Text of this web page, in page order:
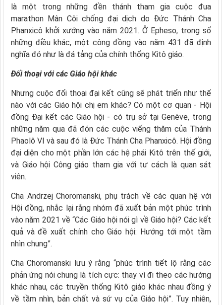
là một trong những đền thánh tham gia cuộc đua
marathon Mân Côi chống đại dịch do Đức Thánh Cha
Phanxicô khởi xướng vào năm 2021. Ở Epheso, trong số
những điều khác, một công đồng vào năm 431 đã định
nghĩa đó như là đá tảng của chính thống Kitô giáo.
Đối thoại với các Giáo hội khác
Nhưng cuộc đối thoại đại kết cũng sẽ phát triển như thế
nào với các Giáo hội chị em khác? Có một cơ quan - Hội
đồng Đại kết các Giáo hội - có trụ sở tại Genève, trong
những năm qua đã đón các cuộc viếng thăm của Thánh
Phaolô VI và sau đó là Đức Thánh Cha Phanxicô. Hội đồng
đại diện cho một phần lớn các hệ phái Kitô trên thế giới,
và Giáo hội Công giáo tham gia với tư cách là quan sát
viên.
Cha Andrzej Choromanski, phụ trách về các quan hệ với
Hội đồng, nhắc lại rằng nhóm đã xuất bản một phúc trình
vào năm 2021 về “Các Giáo hội nói gì về Giáo hội? Các kết
quả và đề xuất chính cho Giáo hội: Hướng tới một tầm
nhìn chung”.
Cha Choromanski lưu ý rằng “phúc trình tiết lộ rằng các
phản ứng nói chung là tích cực: thay vì đi theo các hướng
khác nhau, các truyền thống Kitô giáo khác nhau đồng ý
về tầm nhìn, bản chất và sứ vụ của Giáo hội”. Tuy nhiên,